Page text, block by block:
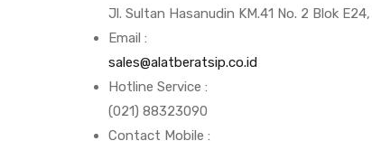
Jl. Sultan Hasanudin KM.41 No. 2 Blok
Email :
sales@alatberatsip.co.id
Hotline Service :
(021) 88323090
Contact Mobile :